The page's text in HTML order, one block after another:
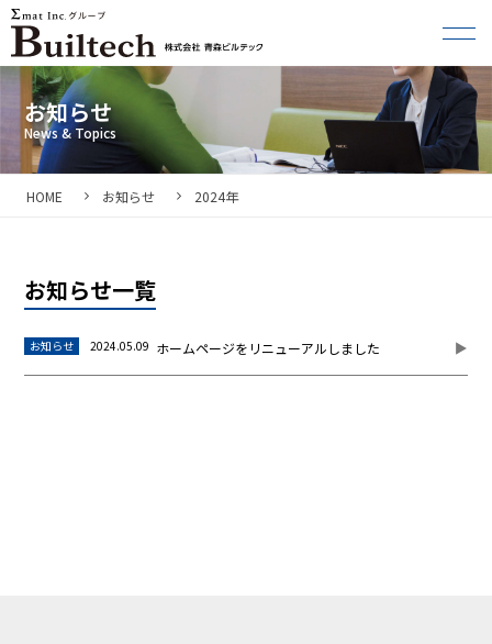
お知らせ
HOME お知らせ 2024年
お知らせ一覧
ホームページをリニューアルしました
2024.05.09
お知らせ